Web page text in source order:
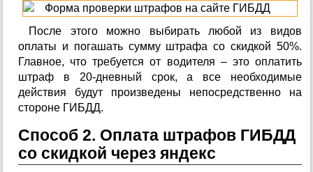
После этого можно выбирать любой из видов
оплаты и погашать сумму штрафа со скидкой 50%.
Главное, что требуется от водителя – это оплатить
штраф в 20-дневный срок, а все необходимые
действия будут произведены непосредственно на
стороне ГИБДД.
Способ 2. Оплата штрафов ГИБДД
со скидкой через яндекс